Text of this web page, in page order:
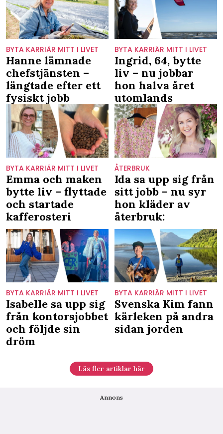
BYTA KARRIÄR MITT I LIVET
Hanne lämnade
chefstjänsten –
längtade efter ett
fysiskt jobb
BYTA KARRIÄR MITT I LIVET
Ingrid, 64, bytte
liv – nu jobbar
hon halva året
utomlands
BYTA KARRIÄR MITT I LIVET
Emma och maken
bytte liv – flyttade
och startade
kafferosteri
ÅTERBRUK
Ida sa upp sig från
sitt jobb – nu syr
hon kläder av
återbruk:
BYTA KARRIÄR MITT I LIVET
Isabelle sa upp sig
från kontorsjobbet
och följde sin
dröm
BYTA KARRIÄR MITT I LIVET
Svenska Kim fann
kärleken på andra
sidan jorden
Läs fler artiklar här
Annons